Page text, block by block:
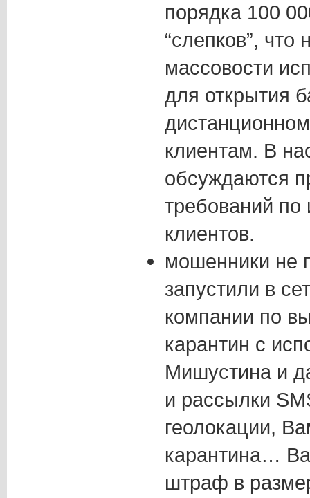
порядка 100
“слепков”, что
массовости
для открытия
клиентам. В
обсуждаются
требований
клиентов.
мошенники не
запустили в
компании по
карантин с
Мишустина и
и рассылки
геолокации,
карантина…
штраф в